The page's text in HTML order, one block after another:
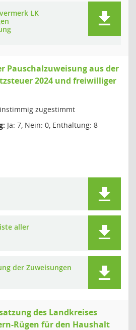
LK
Pauschalzuweisung aus der
2024 und freiwilliger
zugestimmt
Ja: 7, Nein: 0, Enthaltung: 8
aller
der Zuweisungen
des Landkreises
Rügen für den Haushalt